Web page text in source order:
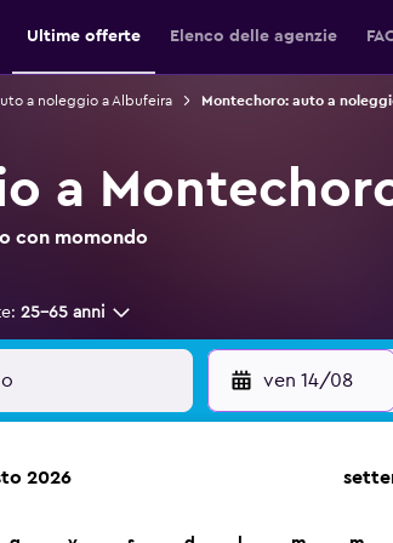
Ultime offerte Elenco delle agenzie
a noleggio a Albufeira Montechoro: auto a
a
con momondo
25-65 anni
ven 14/08
in oltre 70.000 località con momondo.
2026